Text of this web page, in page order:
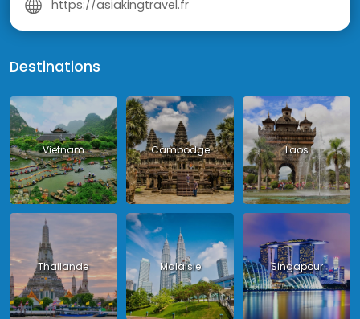
https://asiakingtravel.fr
Destinations
Vietnam Cambodge Laos
Thailande Malaisie Singapour